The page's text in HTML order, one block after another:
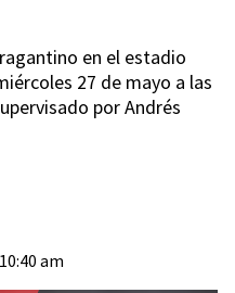
en el estadio
27 de mayo a las
por Andrés
am